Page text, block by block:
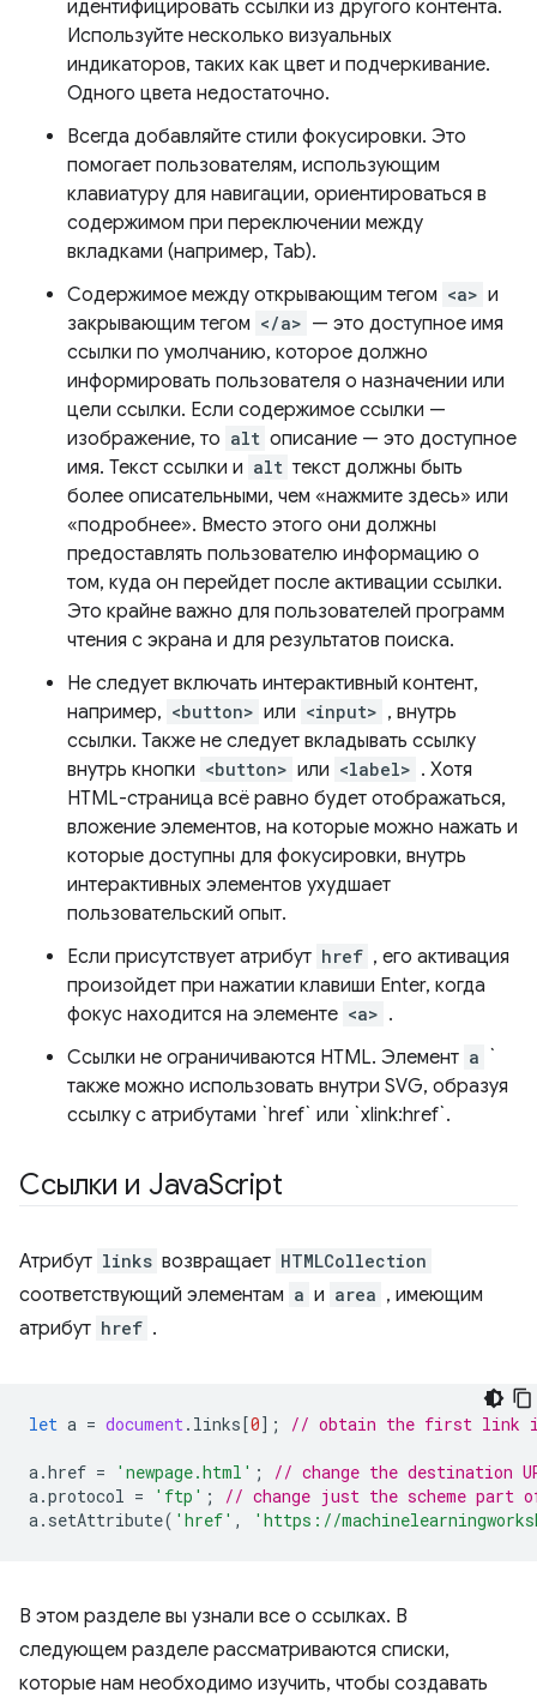
идентифицировать ссылки из другого контента.
Используйте несколько визуальных
индикаторов, таких как цвет и подчеркивание.
Одного цвета недостаточно.
Всегда добавляйте стили фокусировки. Это
помогает пользователям, использующим
клавиатуру для навигации, ориентироваться в
содержимом при переключении между
вкладками (например, Tab).
Содержимое между открывающим тегом <a> и
закрывающим тегом </a> — это доступное имя
ссылки по умолчанию, которое должно
информировать пользователя о назначении или
цели ссылки. Если содержимое ссылки —
изображение, то alt описание — это доступное
имя. Текст ссылки и alt текст должны быть
более описательными, чем «нажмите здесь» или
«подробнее». Вместо этого они должны
предоставлять пользователю информацию о
том, куда он перейдет после активации ссылки.
Это крайне важно для пользователей программ
чтения с экрана и для результатов поиска.
Не следует включать интерактивный контент,
например, <button> или <input> , внутрь
ссылки. Также не следует вкладывать ссылку
внутрь кнопки <button> или <label> . Хотя
HTML-страница всё равно будет отображаться,
вложение элементов, на которые можно нажать и
которые доступны для фокусировки, внутрь
интерактивных элементов ухудшает
пользовательский опыт.
Если присутствует атрибут href , его активация
произойдет при нажатии клавиши Enter, когда
фокус находится на элементе <a> .
Ссылки не ограничиваются HTML. Элемент a `
также можно использовать внутри SVG, образуя
ссылку с атрибутами `href` или `xlink:href`.
Ссылки и JavaScript
Атрибут links возвращает HTMLCollection
соответствующий элементам a и area , имеющим
атрибут href .
let a = document. links [0]; // obtain the first link in
a.href = 'newpage.html' ;
// change the destination
a.protocol = 'ftp' ;
// change just the scheme part
a. setAttribute( 'href' , 'https://
В этом разделе вы узнали все о ссылках. В
следующем разделе рассматриваются списки,
которые нам необходимо изучить, чтобы создавать